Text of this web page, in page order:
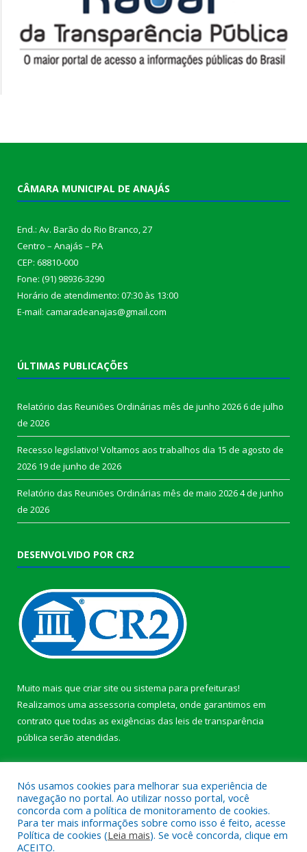
CÂMARA MUNICIPAL DE ANAJÁS
End.: Av. Barão do Rio Branco, 27
Centro – Anajás – PA
CEP: 68810-000
Fone: (91) 98936-3290
Horário de atendimento: 07:30 às 13:00
E-mail: camaradeanajas@gmail.com
ÚLTIMAS PUBLICAÇÕES
Relatório das Reuniões Ordinárias mês de junho 20266 de julho
de 2026
Recesso legislativo! Voltamos aos trabalhos dia 15 de agosto de
2026 19 de junho de 2026
Relatório das Reuniões Ordinárias mês de maio 20264 de junho
de 2026
DESENVOLVIDO POR CR2
Muito mais que criar site ou sistema para prefeituras!
Realizamos uma assessoria completa, onde garantimos em
contrato que todas as exigências das leis de transparência
pública serão atendidas.
Todos os direitos reservados a Câmara Municipal de Anajás.
Nós usamos cookies para melhorar sua experiência de
navegação no portal. Ao utilizar nosso portal, você
concorda com a política de monitoramento de cookies.
Para ter mais informações sobre como isso é feito, acesse
Política de cookies (Leia mais). Se você concorda, clique em
ACEITO.